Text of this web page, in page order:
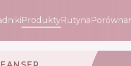
ProduktyRutyna